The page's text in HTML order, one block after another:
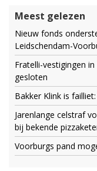
Meest gelezen
Nieuw fonds
Leidschendam-
Fratelli-vestigingen
gesloten
Bakker Klink is
Jarenlange celstraf
bij bekende
Voorburgs pand